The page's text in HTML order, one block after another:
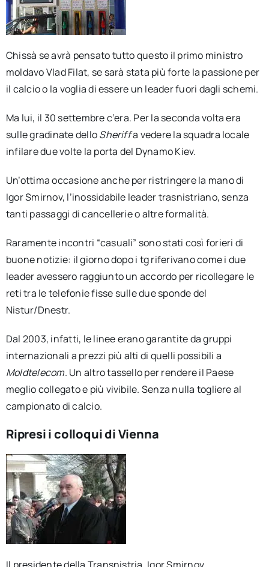
Chissà se avrà pensato tutto questo il primo ministro
moldavo Vlad Filat, se sarà stata più forte la passione per
il calcio o la voglia di essere un leader fuori dagli schemi.
Ma lui, il 30 settembre c’era. Per la seconda volta era
sulle gradinate delloSheriffa vedere la squadra locale
infilare due volte la porta del Dynamo Kiev.
Un’ottima occasione anche per ristringere la mano di
Igor Smirnov, l’inossidabile leader trasnistriano, senza
tanti passaggi di cancellerie o altre formalità.
Raramente incontri “casuali” sono stati così forieri di
buone notizie: il giorno dopo i tg riferivano come i due
leader avessero raggiunto un accordo per ricollegare le
reti tra le telefonie fisse sulle due sponde del
Nistur/Dnestr.
Dal 2003, infatti, le linee erano garantite da gruppi
internazionali a prezzi più alti di quelli possibili a
Moldtelecom. Un altro tassello per rendere il Paese
meglio collegato e più vivibile. Senza nulla togliere al
campionato di calcio.
Ripresi i colloqui di Vienna